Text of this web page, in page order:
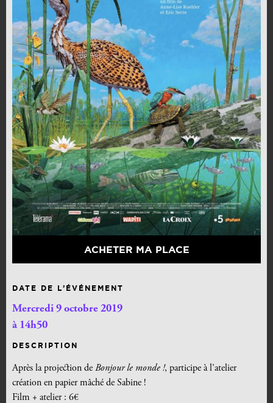
ACHETER MA PLACE
DATE DE L’ÉVÉNEMENT
Mercredi 9 octobre 2019
à 14h50
DESCRIPTION
Après la projection de Bonjour le monde !, participe à l’atelier
création en papier mâché de Sabine !
Film + atelier : 6€